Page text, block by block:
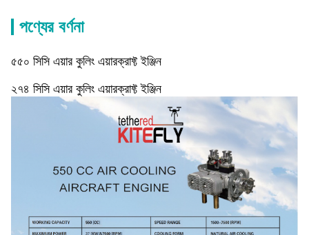
পণ্যের বর্ণনা
৫৫০ সিসি এয়ার কুলিং এয়ারক্রাফ্ট ইঞ্জিন
২৭৪ সিসি এয়ার কুলিং এয়ারক্রাফ্ট ইঞ্জিন